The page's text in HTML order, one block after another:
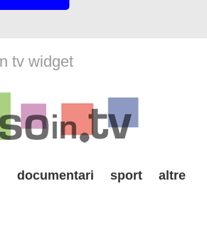
tv widget
documentari sport altre